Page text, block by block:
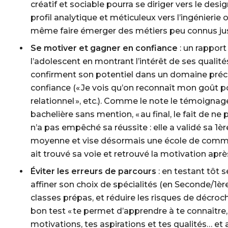
créatif et sociable pourra se diriger vers le
profil analytique et méticuleux vers l’ingénierie
même faire émerger des métiers peu connus
Se motiver et gagner en confiance : un
l’adolescent en montrant l’intérêt de ses
confirment son potentiel dans un domaine
confiance (« Je vois qu’on reconnaît mon goût
relationnel », etc.). Comme le note le
bachelière sans mention, « au final, le fait de
n’a pas empêché sa réussite : elle a validé sa
moyenne et vise désormais une école de
ait trouvé sa voie et retrouvé la motivation
Éviter les erreurs de parcours : en testant tôt
affiner son choix de spécialités (en Seconde/
classes prépas, et réduire les risques de
bon test « te permet d’apprendre à te
motivations, tes aspirations et tes qualités… et